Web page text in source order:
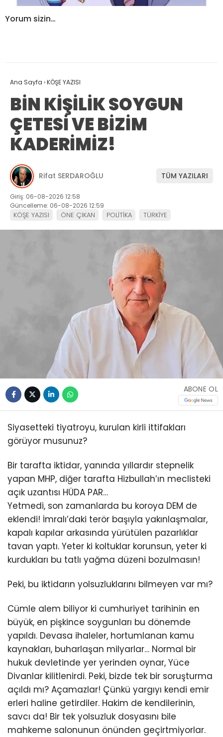
Yorum sizin…
Ana Sayfa ›KÖŞE YAZISI
BİN KİŞİLİK SOYGUN
ÇETESİ VE BİZİM
KADERİMİZ!
Rifat SERDAROĞLU TÜM YAZILARI
Giriş: 06-08-2026 12:58
Güncelleme: 06-08-2026 12:59
KÖŞE YAZISI ÖNE ÇIKAN POLİTİKA TÜRKİYE
ABONE OL
Siyasetteki tiyatroyu, kurulan kirli ittifakları
görüyor musunuz?
Bir tarafta iktidar, yanında yıllardır stepnelik
yapan MHP, diğer tarafta Hizbullah’ın meclisteki
açık uzantısı HÜDA PAR…
Yetmedi, son zamanlarda bu koroya DEM de
eklendi! İmralı’daki terör başıyla yakınlaşmalar,
kapalı kapılar arkasında yürütülen pazarlıklar
tavan yaptı. Yeter ki koltuklar korunsun, yeter ki
kurdukları bu tatlı yağma düzeni bozulmasın!
Peki, bu iktidarın yolsuzluklarını bilmeyen var mı?
Cümle alem biliyor ki cumhuriyet tarihinin en
büyük, en pişkince soygunları bu dönemde
yapıldı. Devasa ihaleler, hortumlanan kamu
kaynakları, buharlaşan milyarlar… Normal bir
hukuk devletinde yer yerinden oynar, Yüce
Divanlar kilitlenirdi. Peki, bizde tek bir soruşturma
açıldı mı? Açamazlar! Çünkü yargıyı kendi emir
erleri haline getirdiler. Hakim de kendilerinin,
savcı da! Bir tek yolsuzluk dosyasını bile
mahkeme salonunun önünden geçirtmiyorlar.